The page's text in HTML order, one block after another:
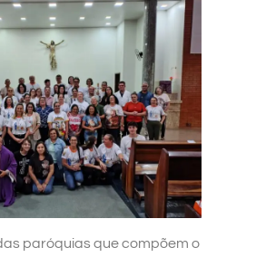
paróquias que compõem o